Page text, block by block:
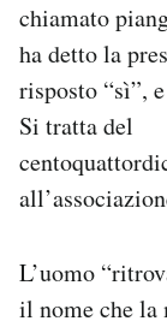
chiamato
ha detto la
risposto “sì”,
Si tratta del
L’uomo
il nome che la